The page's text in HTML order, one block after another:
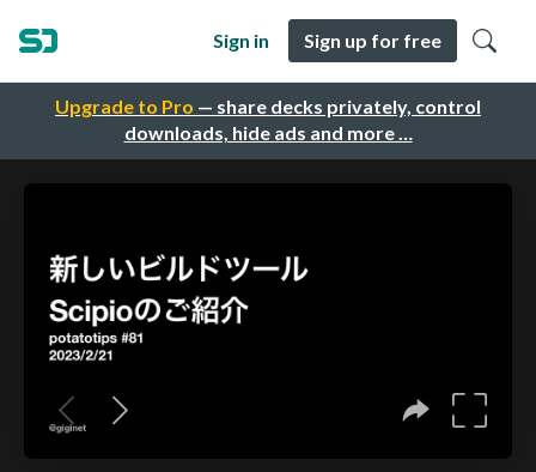
Upgrade to Pro — share decks privately, control
downloads, hide ads and more …
Sign in Sign up for free